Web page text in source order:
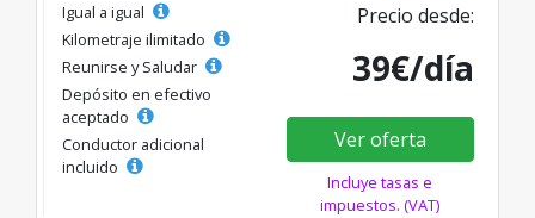
Igual a igual
Kilometraje ilimitado
Reunirse y Saludar
Depósito en efectivo
aceptado
Conductor adicional
incluido
Precio desde:
39€/día
Ver oferta
Incluye tasas e
impuestos. (VAT)